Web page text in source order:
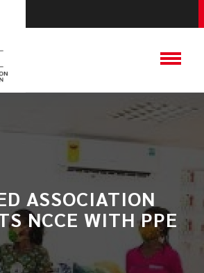
ASSOCIATION
NCCE WITH PPE